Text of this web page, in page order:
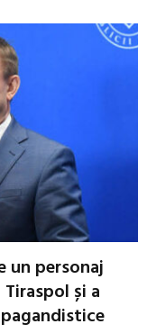
un personaj
și a